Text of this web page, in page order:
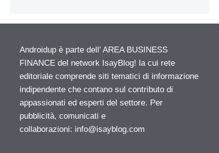
Androidup è parte dell' AREA BUSINESS
FINANCE del network IsayBlog! la cui rete
editoriale comprende siti tematici di informazione
indipendente che contano sul contributo di
appassionati ed esperti del settore. Per
pubblicità, comunicati e
collaborazioni: info@isayblog.com